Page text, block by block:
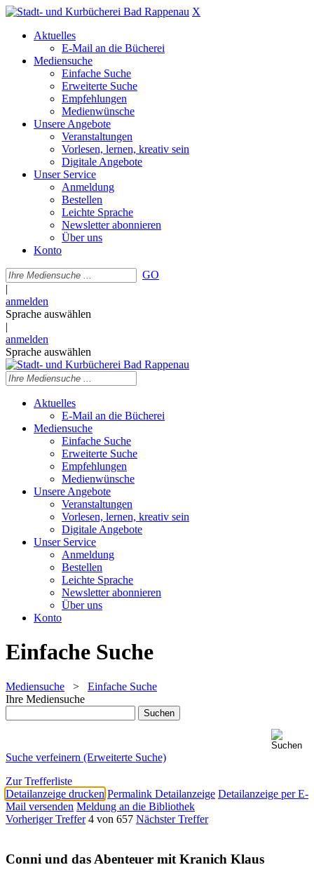
X
Aktuelles
E-Mail an die Bücherei
Mediensuche
Einfache Suche
Erweiterte Suche
Empfehlungen
Medienwünsche
Unsere Angebote
Veranstaltungen
Vorlesen, lernen, kreativ sein
Digitale Angebote
Unser Service
Anmeldung
Bestellen
Leichte Sprache
Newsletter abonnieren
Über uns
Konto
GO
|
anmelden
Sprache auswählen
|
anmelden
Sprache auswählen
Aktuelles
E-Mail an die Bücherei
Mediensuche
Einfache Suche
Erweiterte Suche
Empfehlungen
Medienwünsche
Unsere Angebote
Veranstaltungen
Vorlesen, lernen, kreativ sein
Digitale Angebote
Unser Service
Anmeldung
Bestellen
Leichte Sprache
Newsletter abonnieren
Über uns
Konto
Einfache Suche
Mediensuche > Einfache Suche
Ihre Mediensuche
Suche verfeinern (Erweiterte Suche)
Zur Trefferliste
Detailanzeige drucken Permalink Detailanzeige Detailanzeige per E-
Mail versenden Meldung an die Bibliothek
Vorheriger Treffer 4 von 657 Nächster Treffer
Conni und das Abenteuer mit Kranich Klaus